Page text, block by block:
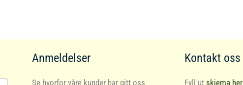
Anmeldelser
Se hvorfor våre kunder har gitt oss
Kontakt oss
Fyll ut skjema her